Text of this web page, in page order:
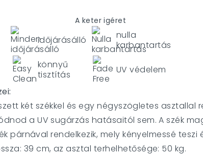
A keter igéret
időjárásálló
nulla
karbantartás
könnyű
tisztítás
UV védelem
két székkel és egy négyszögletes asztallal
a UV sugárzás hatásaitól sem. A szék
párnával rendelkezik, mely kényelmessé
39 cm, az asztal terhelhetősége: 50 kg.